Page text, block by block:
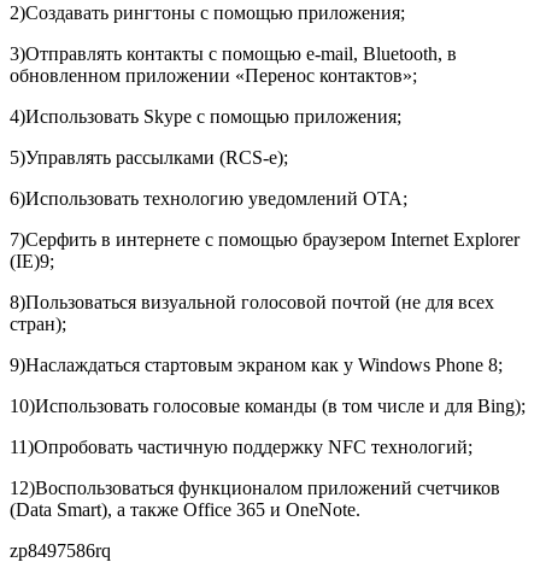
2)Создавать рингтоны с помощью приложения;
3)Отправлять контакты с помощью e-mail, Bluetooth, в
обновленном приложении «Перенос контактов»;
4)Использовать Skype с помощью приложения;
5)Управлять рассылками (RCS-e);
6)Использовать технологию уведомлений OTA;
7)Серфить в интернете с помощью браузером Internet Explorer
(IE)9;
8)Пользоваться визуальной голосовой почтой (не для всех
стран);
9)Наслаждаться стартовым экраном как у Windows Phone 8;
10)Использовать голосовые команды (в том числе и для Bing);
11)Опробовать частичную поддержку NFC технологий;
12)Воспользоваться функционалом приложений счетчиков
(Data Smart), а также Office 365 и OneNote.
zp8497586rq